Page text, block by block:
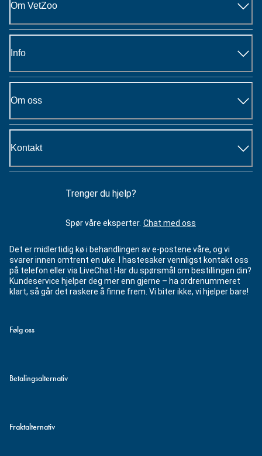
Om VetZoo
Info
Om oss
Kontakt
Trenger du hjelp?
Spør våre eksperter. Chat med oss
Det er midlertidig kø i behandlingen av e-postene våre, og vi
svarer innen omtrent en uke. I hastesaker vennligst kontakt oss
på telefon eller via LiveChat Har du spørsmål om bestillingen din?
Kundeservice hjelper deg mer enn gjerne – ha ordrenummeret
klart, så går det raskere å finne frem. Vi biter ikke, vi hjelper bare!
Følg oss
Betalingsalternativ
Fraktalternativ